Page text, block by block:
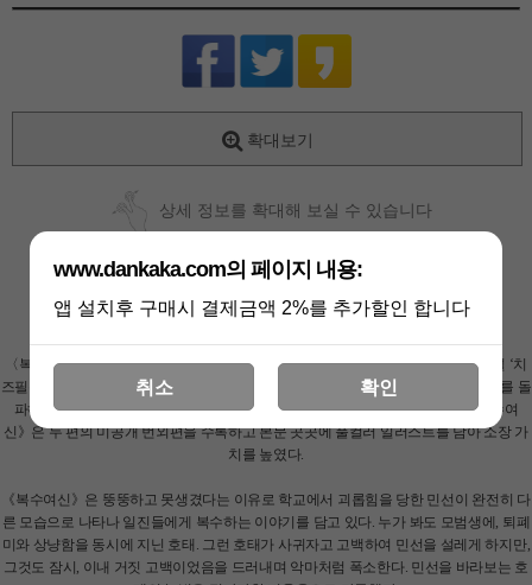
확대보기
상세 정보를 확대해 보실 수 있습니다
〈복수여신〉은 톡톡 튀는 트렌디한 이야기를 생산하는 것으로 이름난 유튜브 채널 ‘치
즈필름’에서 만든 웹드라마로, 공개된 지 하루 만에 조회수 150만 뷰, 누적 5000만 뷰를 돌
파하며 화제를 일으킨 웹드라마 계의 전설적인 시리즈다. 책으로 재탄생한 《복수여
신》은 두 편의 미공개 번외편을 수록하고 본문 곳곳에 풀컬러 일러스트를 담아 소장 가
치를 높였다.
《복수여신》은 뚱뚱하고 못생겼다는 이유로 학교에서 괴롭힘을 당한 민선이 완전히 다
른 모습으로 나타나 일진들에게 복수하는 이야기를 담고 있다. 누가 봐도 모범생에, 퇴폐
미와 상냥함을 동시에 지닌 호태. 그런 호태가 사귀자고 고백하여 민선을 설레게 하지만,
그것도 잠시, 이내 거짓 고백이었음을 드러내며 악마처럼 폭소한다. 민선을 바라보는 호
www.dankaka.com의 페이지 내용:
앱 설치후 구매시 결제금액 2%를 추가할인 합니다
취소 확인